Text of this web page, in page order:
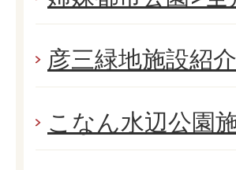
彦三緑地施設紹介
こなん水辺公園